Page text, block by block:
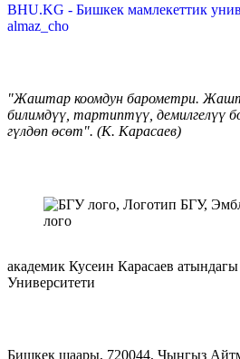
BHU.KG - Бишкек мамлекеттик
almaz_cho
"Жаштар коомдун барометри.
билимдүү, тартиптүү, демилгелүү
гүлдөп өсөт". (К. Карасаев)
академик Кусеин Карасаев
Университети
Бишкек шаары, 720044, Чыңгыз